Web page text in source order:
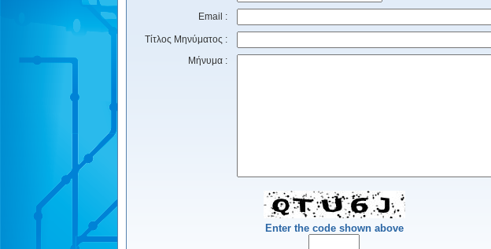
Email :
Τίτλος Μηνύματος :
Μήνυμα :
Enter the code shown above